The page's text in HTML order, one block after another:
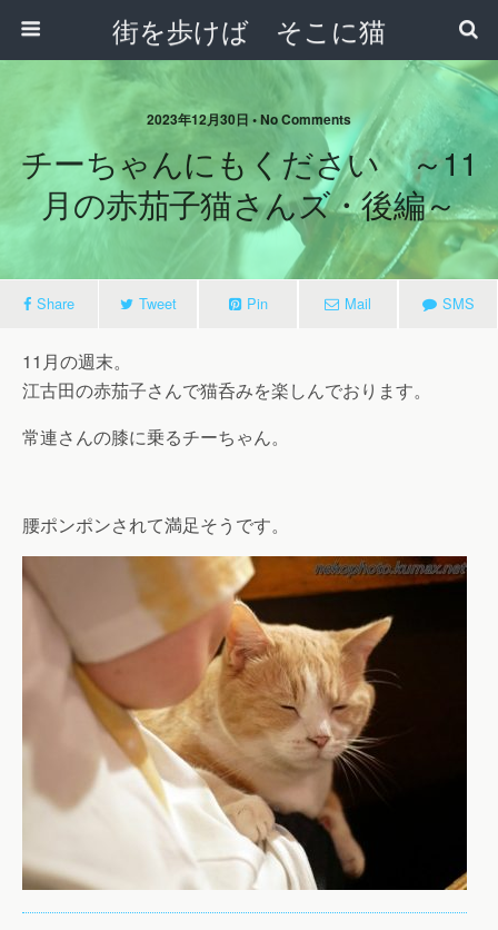
街を歩けば そこに猫
2023年12月30日 • No Comments
チーちゃんにもください ～11
月の赤茄子猫さんズ・後編～
Share Tweet Pin Mail SMS
11月の週末。
江古田の赤茄子さんで猫呑みを楽しんでおります。
常連さんの膝に乗るチーちゃん。
腰ポンポンされて満足そうです。